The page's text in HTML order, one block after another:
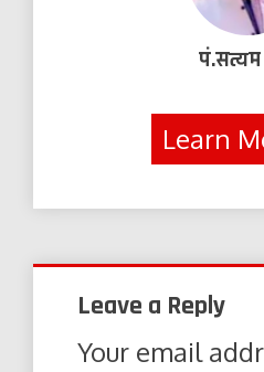
पं.सत्यम
Learn
Leave a Reply
Your email